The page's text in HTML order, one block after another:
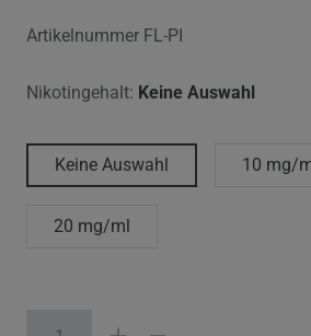
Artikelnummer FL-PI
Nikotingehalt: Keine Auswahl
Keine Auswahl 10 mg/
20 mg/ml